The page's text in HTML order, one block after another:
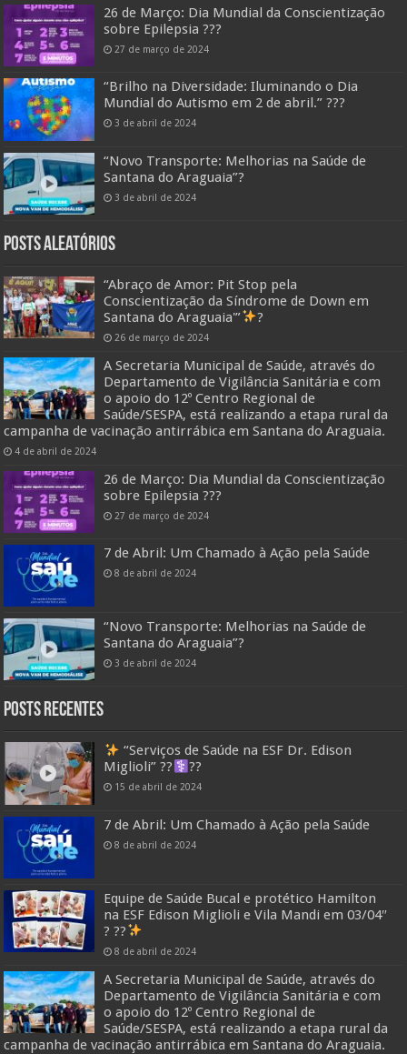
26 de Março: Dia Mundial da Conscientização
sobre Epilepsia ???
27 de março de 2024
“Brilho na Diversidade: Iluminando o Dia
Mundial do Autismo em 2 de abril.” ???
3 de abril de 2024
“Novo Transporte: Melhorias na Saúde de
Santana do Araguaia”?
3 de abril de 2024
Posts Aleatórios
“Abraço de Amor: Pit Stop pela
Conscientização da Síndrome de Down em
Santana do Araguaia'”
?
26 de março de 2024
A Secretaria Municipal de Saúde, através do
Departamento de Vigilância Sanitária e com
o apoio do 12º Centro Regional de
Saúde/SESPA, está realizando a etapa rural da
campanha de vacinação antirrábica em Santana do Araguaia.
4 de abril de 2024
26 de Março: Dia Mundial da Conscientização
sobre Epilepsia ???
27 de março de 2024
7 de Abril: Um Chamado à Ação pela Saúde
8 de abril de 2024
“Novo Transporte: Melhorias na Saúde de
Santana do Araguaia”?
3 de abril de 2024
Posts Recentes
“Serviços de Saúde na ESF Dr. Edison
Miglioli” ??‍
??
15 de abril de 2024
7 de Abril: Um Chamado à Ação pela Saúde
8 de abril de 2024
Equipe de Saúde Bucal e protético Hamilton
na ESF Edison Miglioli e Vila Mandi em 03/04″
? ??
8 de abril de 2024
A Secretaria Municipal de Saúde, através do
Departamento de Vigilância Sanitária e com
o apoio do 12º Centro Regional de
Saúde/SESPA, está realizando a etapa rural da
campanha de vacinação antirrábica em Santana do Araguaia.